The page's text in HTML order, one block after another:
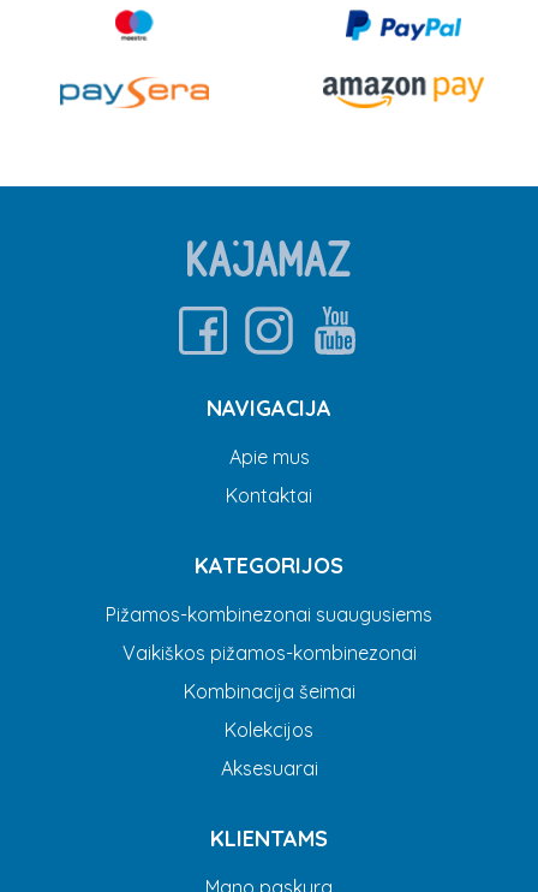
NAVIGACIJA
Apie mus
Kontaktai
KATEGORIJOS
Pižamos-kombinezonai suaugusiems
Vaikiškos pižamos-kombinezonai
Kombinacija šeimai
Kolekcijos
Aksesuarai
KLIENTAMS
Mano paskyra